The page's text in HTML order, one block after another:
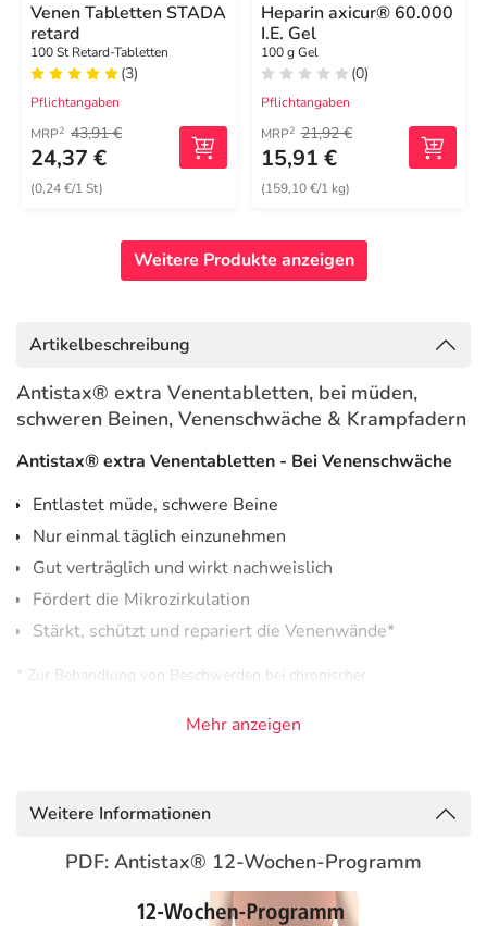
Venen Tabletten STADA
retard
100 St Retard-Tabletten
(3)
Pflichtangaben
MRP2 43,91 €
24,37 €
(0,24 €/1 St)
Heparin axicur® 60.000
I.E. Gel
100 g Gel
(0)
Pflichtangaben
MRP2 21,92 €
15,91 €
(159,10 €/1 kg)
Weitere Produkte anzeigen
Artikelbeschreibung
Antistax® extra Venentabletten, bei müden,
schweren Beinen, Venenschwäche & Krampfadern
Antistax® extra Venentabletten - Bei Venenschwäche
Entlastet müde, schwere Beine
Nur einmal täglich einzunehmen
Gut verträglich und wirkt nachweislich
Fördert die Mikrozirkulation
Stärkt, schützt und repariert die Venenwände*
* Zur Behandlung von Beschwerden bei chronischer
Antistax® extra Venentabletten bei schweren und
Krampfadern? Antistax® extra Venentabletten helfen mit
Mehr anzeigen
Weitere Informationen
PDF: Antistax® 12-Wochen-Programm